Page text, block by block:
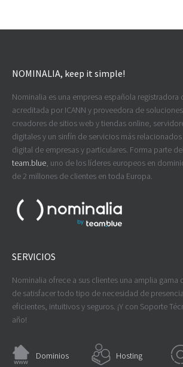
NOMINALIA, keep it simple!
Nominalia es una empresa española registradora
acreditada por ICANN y proveedora de
creadores de sitios web y tiendas online,
digitales y un sinfín de servicios más
digital de empresas y particulares. Forma parte
team.blue, uno de los líderes europeos en
de 2 millones de clientes en toda Europa.
SERVICIOS
Nominalia ofrece a sus clientes una amplia gama
de satisfacer todo tipo de necesidad de
eficientes, intuitivos y seguros. ¡Y con Soporte
año!
Dominios Hosting